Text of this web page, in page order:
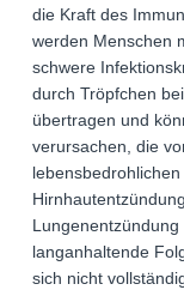
die Kraft des
werden Menschen
schwere
durch Tröpfchen
übertragen und
verursachen, die
langanhaltende
sich nicht